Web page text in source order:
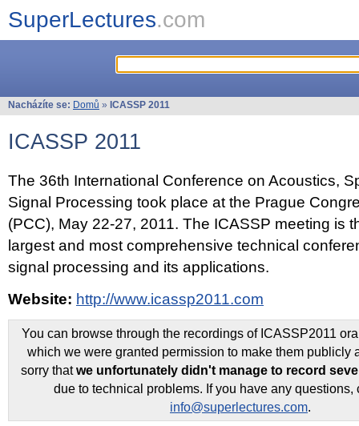
SuperLectures.com
Nacházíte se: Domů » ICASSP 2011
ICASSP 2011
The 36th International Conference on Acoustics,
Signal Processing took place at the Prague
(PCC), May 22-27, 2011. The ICASSP meeting is
largest and most comprehensive technical
signal processing and its applications.
Website: http://www.icassp2011.com
You can browse through the recordings of ICASSP2011
which we were granted permission to make them publicly
sorry thatwe unfortunately didn't manage to record
due to technical problems. If you have any questions,
info@superlectures.com.